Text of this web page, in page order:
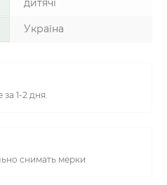
дитячі
Україна
1-2 дня.
снимать мерки